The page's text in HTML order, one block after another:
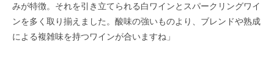
みが特徴。それを引き立てられる白ワインとスパークリングワイ
ンを多く取り揃えました。酸味の強いものより、ブレンドや熟成
による複雑味を持つワインが合いますね」